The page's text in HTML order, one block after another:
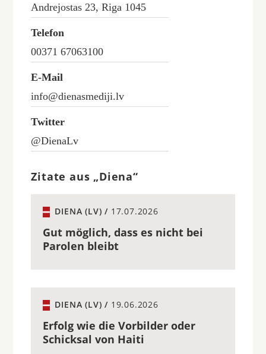
Andrejostas 23, Riga 1045
Telefon
00371 67063100
E-Mail
info@dienasmediji.lv
Twitter
@DienaLv
Zitate aus „Diena“
DIENA (LV) / 17.07.2026
Gut möglich, dass es nicht bei
Parolen bleibt
DIENA (LV) / 19.06.2026
Erfolg wie die Vorbilder oder
Schicksal von Haiti